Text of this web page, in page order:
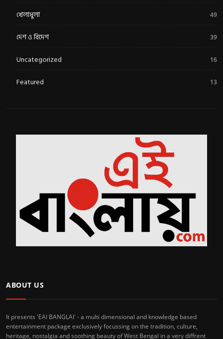
খেলাধুলা 49
দেশ ও বিদেশ 39
Uncategorized 16
Featured 13
ABOUT US
It presents 'EAI BANGLAI' - a multi dimensional and knowledge based
entertainment package exclusively focussing on the tradition, culture,
heritage, nostalgia and soothing beauty of West Bengal in a very diffrent